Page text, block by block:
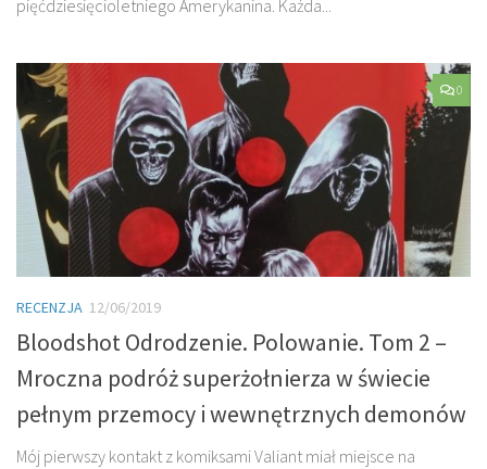
pięćdziesięcioletniego Amerykanina. Każda...
0
RECENZJA 12/06/2019
Bloodshot Odrodzenie. Polowanie. Tom 2 –
Mroczna podróż superżołnierza w świecie
pełnym przemocy i wewnętrznych demonów
Mój pierwszy kontakt z komiksami Valiant miał miejsce na